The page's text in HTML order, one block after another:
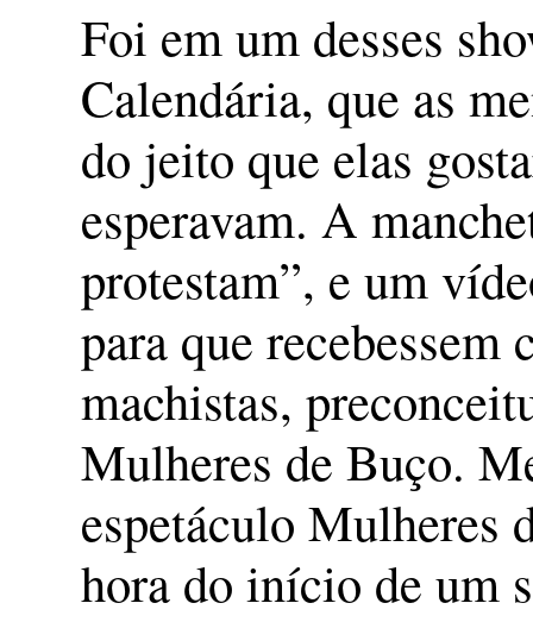
Foi em um desses
Calendária, que as
do jeito que elas
esperavam. A
protestam”, e um
para que recebessem
machistas,
Mulheres de Buço.
espetáculo Mulheres
hora do início de um